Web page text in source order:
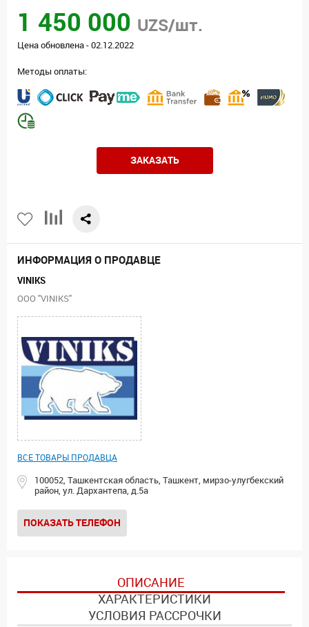
1 450 000 UZS/шт.
Цена обновлена - 02.12.2022
Методы оплаты:
ЗАКАЗАТЬ
ИНФОРМАЦИЯ О ПРОДАВЦЕ
VINIKS
ООО "VINIKS"
ВСЕ ТОВАРЫ ПРОДАВЦА
100052, Ташкентская область, Ташкент, мирзо-улугбекский
район, ул. Дархантепа, д.5а
ПОКАЗАТЬ ТЕЛЕФОН
ОПИСАНИЕ
ХАРАКТЕРИСТИКИ
УСЛОВИЯ РАССРОЧКИ